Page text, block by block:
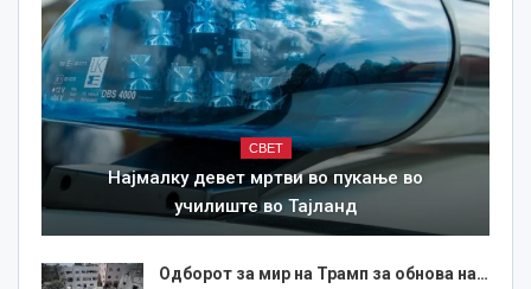
СВЕТ
Најмалку девет мртви во пукање во
училиште во Тајланд
Одборот за мир на Трамп за обнова на…